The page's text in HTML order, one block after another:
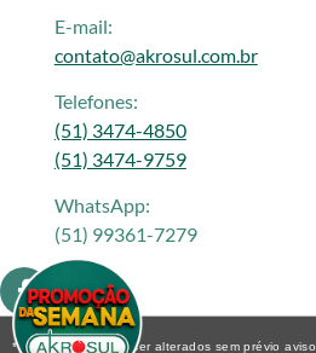
E-mail:
contato@akrosul.com.br
Telefones:
(51) 3474-4850
(51) 3474-9759
WhatsApp:
(51) 99361-7279
* Os preços podem ser alterados sem prévio aviso.